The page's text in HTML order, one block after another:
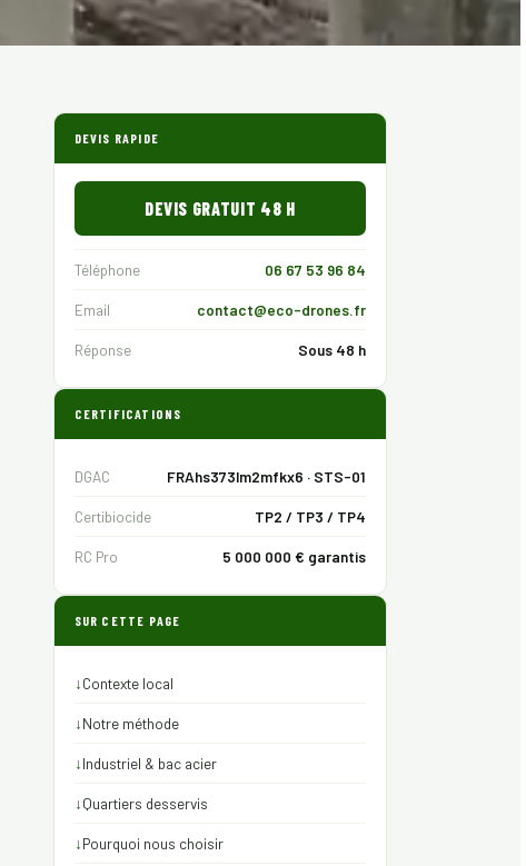
DEVIS RAPIDE
DEVIS GRATUIT 48 H
Téléphone 06 67 53 96 84
Email contact@eco-drones.fr
Réponse Sous 48 h
CERTIFICATIONS
DGAC FRAhs373lm2mfkx6 · STS-01
Certibiocide TP2 / TP3 / TP4
RC Pro 5 000 000 € garantis
SUR CETTE PAGE
↓Contexte local
↓Notre méthode
↓Industriel & bac acier
↓Quartiers desservis
↓Pourquoi nous choisir